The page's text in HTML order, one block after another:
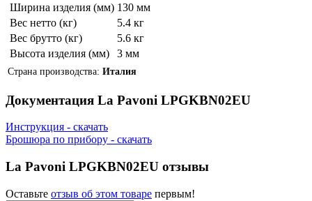
Ширина изделия (мм) 130 мм
Вес нетто (кг)
5.4 кг
Вес брутто (кг)
5.6 кг
Высота изделия (мм)
3 мм
Страна производства: Италия
Документация La Pavoni LPGKBN02EU
Инструкция - скачать
Брошюра по прибору - скачать
La Pavoni LPGKBN02EU отзывы
Оставьте отзыв об этом товаре первым!